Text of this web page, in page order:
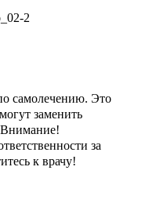
самолечению. Это
заменить
Внимание!
за
к врачу!